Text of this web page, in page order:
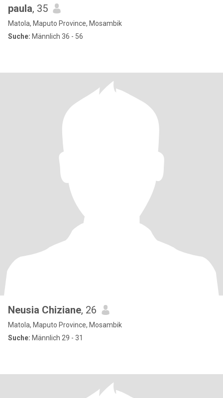
paula, 35
Matola, Maputo Province, Mosambik
Suche: Männlich 36 - 56
Neusia Chiziane, 26
Matola, Maputo Province, Mosambik
Suche: Männlich 29 - 31